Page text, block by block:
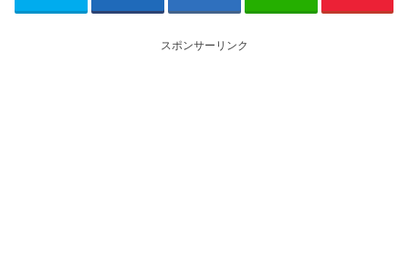
スポンサーリンク